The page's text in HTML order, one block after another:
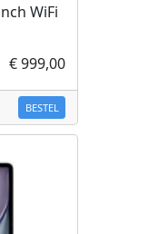
WiFi
€ 999,00
BESTEL